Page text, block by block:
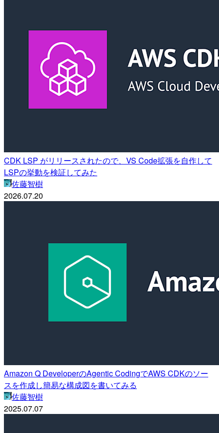
CDK LSP がリリースされたので、VS Code拡張を自作して
LSPの挙動を検証してみた
佐藤智樹
2026.07.20
Amazon Q DeveloperのAgentic CodingでAWS CDKのソー
スを作成し簡易な構成図を書いてみる
佐藤智樹
2025.07.07